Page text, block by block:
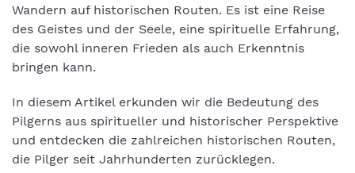
Wandern auf historischen Routen. Es ist eine Reise
des Geistes und der Seele, eine spirituelle Erfahrung,
die sowohl inneren Frieden als auch Erkenntnis
bringen kann.
In diesem Artikel erkunden wir die Bedeutung des
Pilgerns aus spiritueller und historischer Perspektive
und entdecken die zahlreichen historischen Routen,
die Pilger seit Jahrhunderten zurücklegen.